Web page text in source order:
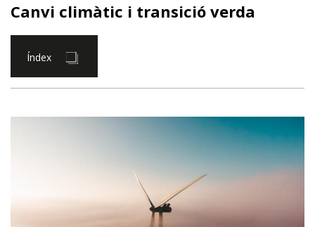
Canvi climàtic i transició verda
Índex